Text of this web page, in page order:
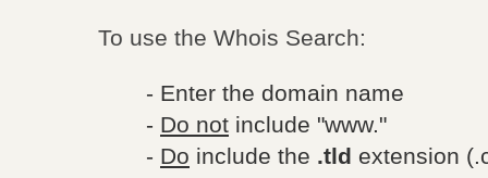
To use the Whois Search:
- Enter the domain name
- Do not include "www."
- Do include the .tld extension